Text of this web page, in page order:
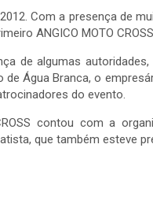
Com a presença de
ANGICO MOTO
de algumas
de Água Branca, o
do evento.
CROSS contou com a
que também esteve